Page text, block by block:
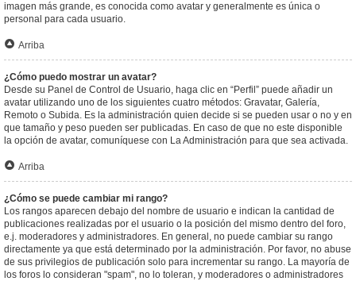
imagen más grande, es conocida como avatar y generalmente es única o
personal para cada usuario.
Arriba
¿Cómo puedo mostrar un avatar?
Desde su Panel de Control de Usuario, haga clic en “Perfil” puede añadir un
avatar utilizando uno de los siguientes cuatro métodos: Gravatar, Galería,
Remoto o Subida. Es la administración quien decide si se pueden usar o no y en
que tamaño y peso pueden ser publicadas. En caso de que no este disponible
la opción de avatar, comuníquese con La Administración para que sea activada.
Arriba
¿Cómo se puede cambiar mi rango?
Los rangos aparecen debajo del nombre de usuario e indican la cantidad de
publicaciones realizadas por el usuario o la posición del mismo dentro del foro,
e.j. moderadores y administradores. En general, no puede cambiar su rango
directamente ya que está determinado por la administración. Por favor, no abuse
de sus privilegios de publicación solo para incrementar su rango. La mayoría de
los foros lo consideran "spam", no lo toleran, y moderadores o administradores